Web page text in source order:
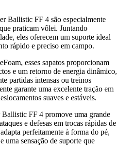
Ballistic FF 4 são especialmente
praticam vôlei. Juntando
eles oferecem um suporte ideal
rápido e preciso em campo.
esses sapatos proporcionam
e um retorno de energia dinâmico,
partidas intensas ou treinos
garante uma excelente tração em
suaves e estáveis.
FF 4 promove uma grande
e defesas em trocas rápidas de
perfeitamente à forma do pé,
uma sensação de suporte que